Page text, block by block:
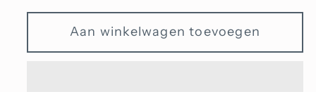
voor
Bedel
met
voor
Bedel
met
Aan winkelwagen toevoegen